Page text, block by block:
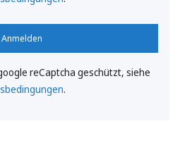
Anmelden
reCaptcha geschützt, siehe
.